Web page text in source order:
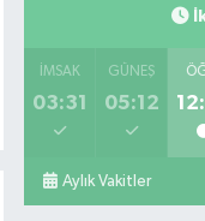
İMSAK
03:31
GÜNEŞ
05:12
Aylık Vakitler